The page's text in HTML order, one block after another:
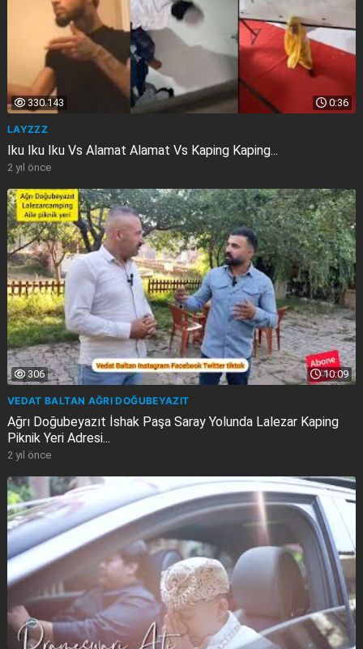
0:36
330.143
LAYZZZ
Iku Iku Iku Vs Alamat Alamat Vs Kaping Kaping...
2 yıl önce
10:09
306
VEDAT BALTAN AĞRI DOĞUBEYAZIT
Ağrı Doğubeyazıt İshak Paşa Saray Yolunda Lalezar Kaping
Piknik Yeri Adresi...
2 yıl önce